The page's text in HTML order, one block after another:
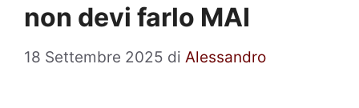
non devi farlo MAI
18 Settembre 2025 di Alessandro